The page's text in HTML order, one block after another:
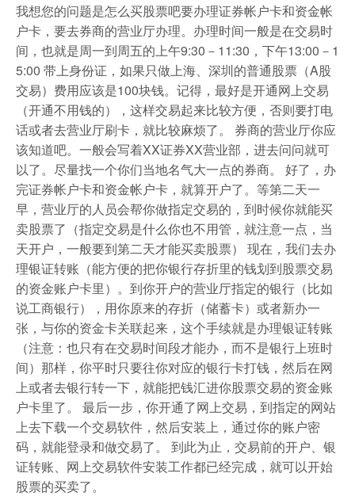
我想您的问题是怎么买股票吧要办理证券帐户卡和资金帐
户卡，要去券商的营业厅办理。办理时间一般是在交易时
间，也就是周一到周五的上午9:30－11:30，下午13:00－1
5:00 带上身份证，如果只做上海、深圳的普通股票（A股
交易）费用应该是100块钱。记得，最好是开通网上交易
（开通不用钱的），这样交易起来比较方便，否则要打电
话或者去营业厅刷卡，就比较麻烦了。 券商的营业厅你应
该知道吧。一般会写着XX证券XX营业部，进去问问就可
以了。尽量找一个你们当地名气大一点的券商。 好了，办
完证券帐户卡和资金帐户卡，就算开户了。等第二天一
早，营业厅的人员会帮你做指定交易的，到时候你就能买
卖股票了（指定交易是什么你也不用管，就注意一点，当
天开户，一般要到第二天才能买卖股票） 现在，我们去办
理银证转账（能方便的把你银行存折里的钱划到股票交易
的资金账户卡里）。到你开户的营业厅指定的银行（比如
说工商银行），用你原来的存折（储蓄卡）或者新办一
张，与你的资金卡关联起来，这个手续就是办理银证转账
（注意：也只有在交易时间段才能办，而不是银行上班时
间）那样，你平时只要往你对应的银行卡打钱，然后在网
上或者去银行转一下，就能把钱汇进你股票交易的资金账
户卡里了。 最后一步，你开通了网上交易，到指定的网站
上去下载一个交易软件，然后安装上，通过你的账户密
码，就能登录和做交易了。 到此为止，交易前的开户、银
证转账、网上交易软件安装工作都已经完成，就可以开始
股票的买卖了。